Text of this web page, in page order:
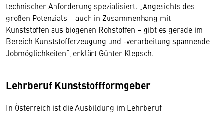
technischer Anforderung spezialisiert. „Angesichts des
großen Potenzials – auch in Zusammenhang mit
Kunststoffen aus biogenen Rohstoffen – gibt es gerade im
Bereich Kunststofferzeugung und -verarbeitung spannende
Jobmöglichkeiten“, erklärt Günter Klepsch.
Lehrberuf Kunststoffformgeber
In Österreich ist die Ausbildung im Lehrberuf